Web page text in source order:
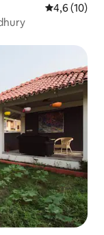
Évaluation
4,6 (10)